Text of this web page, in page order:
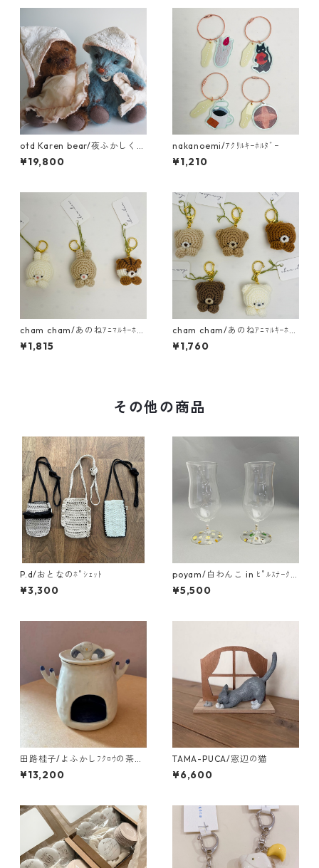
otd Karen bear/夜ふかしくま
さん
¥19,800
nakanoemi/ｱｸﾘﾙｷｰﾎﾙﾀﾞｰ
¥1,210
cham cham/あのねｱﾆﾏﾙｷｰﾎﾙ
ﾀﾞｰ（うさぎ・りす）
¥1,815
cham cham/あのねｱﾆﾏﾙｷｰﾎﾙ
ﾀﾞｰ（くま）
¥1,760
その他の商品
P.d/おとなのﾎﾟｼｪｯﾄ
¥3,300
poyam/白わんこ in ﾋﾟﾙｽﾅｰｸﾞ
ﾗｽ
¥5,500
田路桂子/よふかしﾌｸﾛｳの茶香
炉
¥13,200
TAMA-PUCA/窓辺の猫
¥6,600